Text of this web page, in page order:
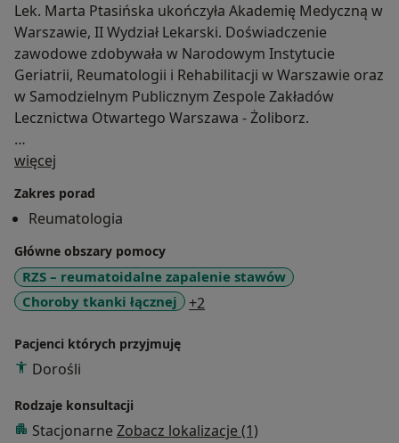
Lek. Marta Ptasińska ukończyła Akademię Medyczną w
Warszawie, II Wydział Lekarski. Doświadczenie
zawodowe zdobywała w Narodowym Instytucie
Geriatrii, Reumatologii i Rehabilitacji w Warszawie oraz
w Samodzielnym Publicznym Zespole Zakładów
Lecznictwa Otwartego Warszawa - Żoliborz.
Przeszła specjalistyczne szkolenie w dziedzinie chorób
(SPSK), szkolenie w dziedzinie reumatologii (Instytut
Reumatologii) oraz kurs pod patronatem seksji chorób
metabolicznych kości PTR , który uprawnia do
wykonywania i interpretacji badań metodą DEX.
więcej
Zakres porad
Reumatologia
Główne obszary pomocy
RZS – reumatoidalne zapalenie stawów
Choroby tkanki łącznej
+2
Pacjenci których przyjmuję
Dorośli
Rodzaje konsultacji
Stacjonarne Zobacz lokalizacje (1)